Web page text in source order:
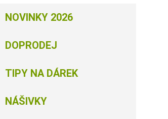
NOVINKY 2026
DOPRODEJ
TIPY NA DÁREK
NÁŠIVKY